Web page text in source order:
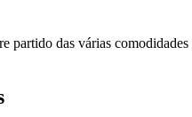
partido das várias